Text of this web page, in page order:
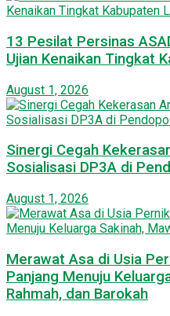
13 Pesilat Persinas
Ujian Kenaikan Tingkat
August 1, 2026
Sinergi Cegah
Sosialisasi DP3A di
August 1, 2026
Merawat Asa di Usia
Panjang Menuju
Rahmah, dan Barokah